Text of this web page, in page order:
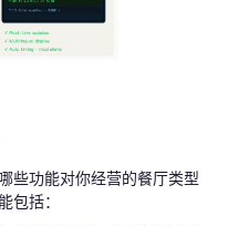
些功能对你经营的餐厅类型
包括：